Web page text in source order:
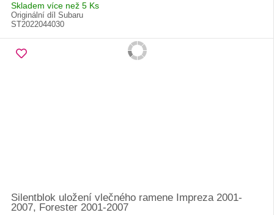
Skladem více než 5 Ks
Originální díl Subaru
ST2022044030
Silentblok uložení vlečného ramene Impreza 2001-
2007, Forester 2001-2007